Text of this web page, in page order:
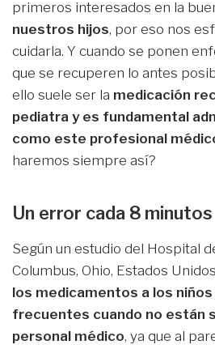
primeros interesados en la
nuestros hijos, por eso nos
cuidarla. Y cuando se ponen
que se recuperen lo antes
ello suele ser la medicación
pediatra y es fundamental
como este profesional
haremos siempre así?
Un error cada 8 minutos
Según un estudio del Hospital
Columbus, Ohio, Estados
los medicamentos a los
frecuentes cuando no están
personal médico, ya que al